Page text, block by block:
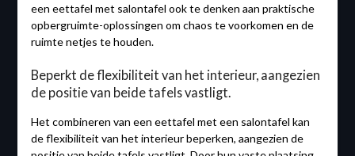
een eettafel met salontafel ook te denken aan praktische
opbergruimte-oplossingen om chaos te voorkomen en de
ruimte netjes te houden.
Beperkt de flexibiliteit van het interieur, aangezien
de positie van beide tafels vastligt.
Het combineren van een eettafel met een salontafel kan
de flexibiliteit van het interieur beperken, aangezien de